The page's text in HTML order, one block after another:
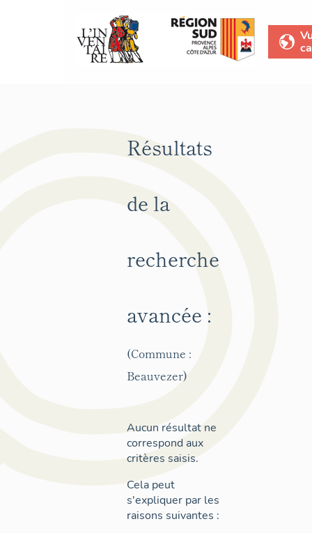
Résultats
de la
recherche
avancée :
(Commune :
Beauvezer)
Aucun résultat ne
correspond aux
critères saisis.
Cela peut
s'expliquer par les
raisons suivantes :